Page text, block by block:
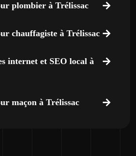
plombier à Trélissac
chauffagiste à Trélissac
internet et SEO local à
maçon à Trélissac